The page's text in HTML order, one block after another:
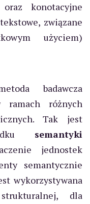
konotacyjne
związane
użyciem)
badawcza
ramach różnych
Tak jest
semantyki
jednostek
semantycznie
wykorzystywana
dla